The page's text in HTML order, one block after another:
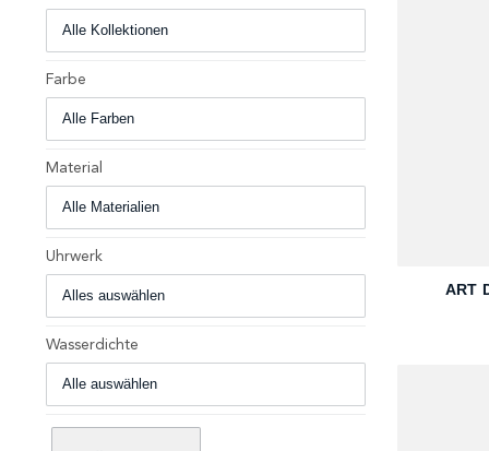
Farbe
Material
Uhrwerk
Wasserdichte
ART